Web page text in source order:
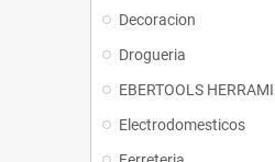
Decoracion
Drogueria
EBERTOOLS
Electrodomesticos